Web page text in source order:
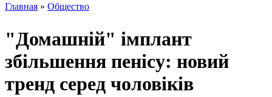
Главная » Общество
"Домашній" імплант
збільшення пенісу: новий
тренд серед чоловіків